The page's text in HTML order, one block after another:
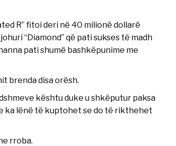
R” fitoi deri në 40 milionë dollarë
“Diamond” që pati sukses të madh
pati shumë bashkëpunime me
brenda disa orësh.
kështu duke u shkëputur paksa
ka lënë të kuptohet se do të rikthehet
rroba.